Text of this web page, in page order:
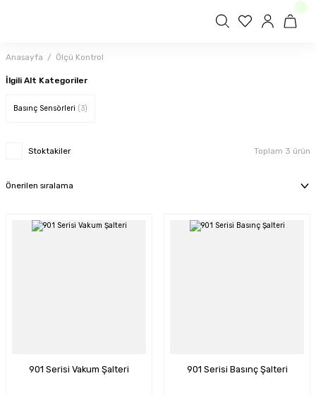
Anasayfa Ölçü Kontrol
İlgili Alt Kategoriler
Basınç Sensörleri (3)
Stoktakiler Toplam 3 ürün
901 Serisi Vakum Şalteri 901 Serisi Basınç Şalteri